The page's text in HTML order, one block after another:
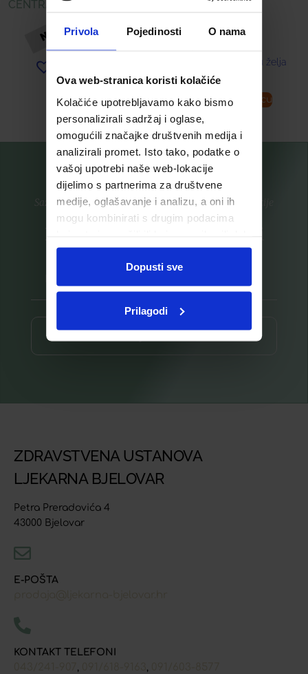
Privola Pojedinosti O nama
Ova web-stranica koristi kolačiće
Kolačiće upotrebljavamo kako bismo
personalizirali sadržaj i oglase,
omogućili značajke društvenih medija i
analizirali promet. Isto tako, podatke o
vašoj upotrebi naše web-lokacije
dijelimo s partnerima za društvene
medije, oglašavanje i analizu, a oni ih
mogu kombinirati s drugim podacima
ste upotrebljavali njihove usluge.
Dopusti sve
Prilagodi
CENTRAVIT TABLETE Á 90
17,45€
Pročitaj više
Dodaj u listu želja
Dodaj u košaricu
Saznajte prvi za nove proizvode i ekskluzivne promocije
Prijavite se na listu za novosti
ZDRAVSTVENA USTANOVA
LJEKARNA BJELOVAR
Petra Preradovića 4
43000 Bjelovar
E-POŠTA
KONTAKT TELEFONI
, ,